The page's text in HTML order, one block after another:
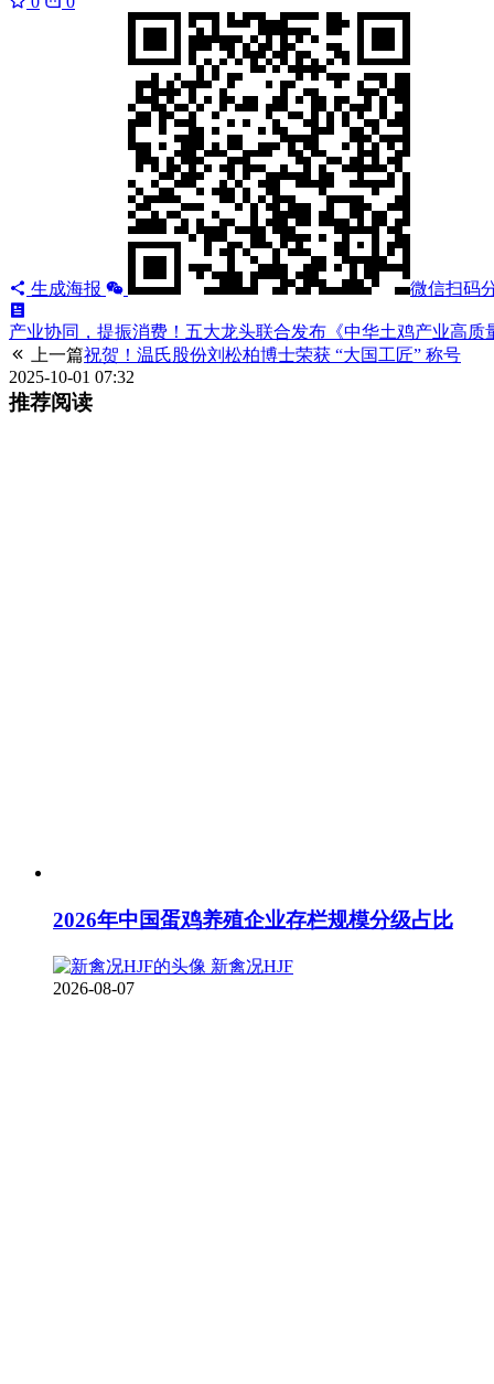
生成海报 微信扫码
产业协同，提振消费！五大龙头联合发布《中华土鸡产业高质
上一篇祝贺！温氏股份刘松柏博士荣获 “大国工匠” 称号
2025-10-01 07:32
推荐阅读
2026年中国蛋鸡养殖企业存栏规模分级占比
新禽况HJF
2026-08-07